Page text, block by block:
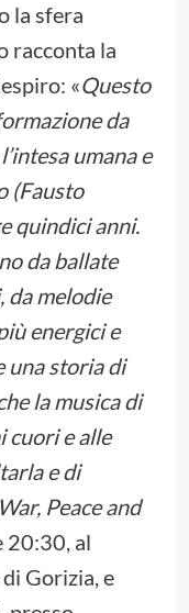
la sfera
racconta la
«Questo
da
umana e
(Fausto
quindici anni.
da ballate
da melodie
energici e
una storia di
la musica di
cuori e alle
e di
Peace and
20:30, al
Gorizia, e